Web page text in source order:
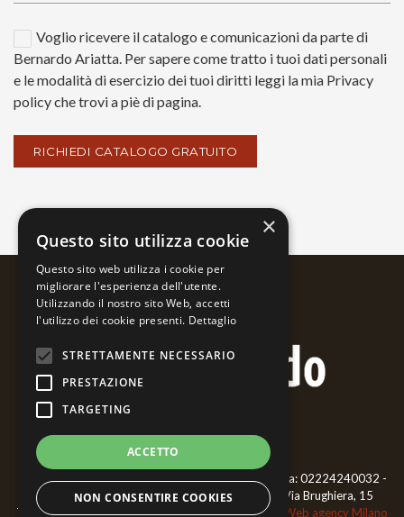
Voglio ricevere il catalogo e comunicazioni da parte di
Bernardo Ariatta. Per sapere come tratto i tuoi dati personali
e le modalità di esercizio dei tuoi diritti leggi la mia Privacy
policy che trovi a piè di pagina.
Bernardo Ariatta - Pittore iperrealista - ©2018 P.iva: 02224240032 -
CF: RTTBNR66L02F952P - Cell.3468477006
- Via Brughiera, 15
Trecate 28069 (NO)Privacy Policy|Cookie Policy Web agency Milano
×
Questo sito utilizza cookie
Questo sito web utilizza i cookie per
migliorare l'esperienza dell'utente.
Utilizzando il nostro sito Web, accetti
l'utilizzo dei cookie presenti. Dettaglio
STRETTAMENTE NECESSARIO
PRESTAZIONE
TARGETING
ACCETTO
NON CONSENTIRE COOKIES